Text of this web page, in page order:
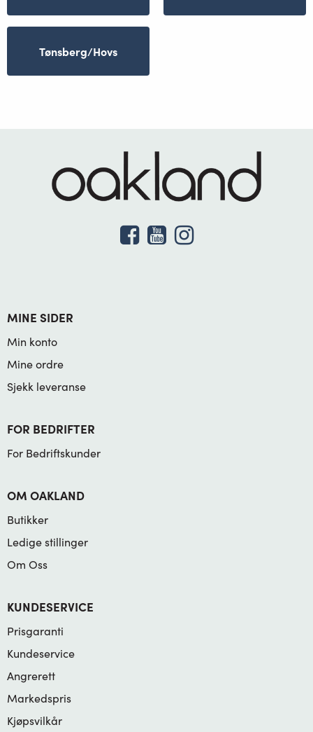
Tønsberg/Hovs
MINE SIDER
Min konto
Mine ordre
Sjekk leveranse
FOR BEDRIFTER
For Bedriftskunder
OM OAKLAND
Butikker
Ledige stillinger
Om Oss
KUNDESERVICE
Prisgaranti
Kundeservice
Angrerett
Markedspris
Kjøpsvilkår